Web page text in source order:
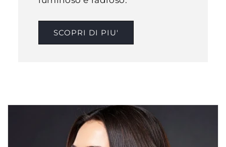
SCOPRI DI PIU'